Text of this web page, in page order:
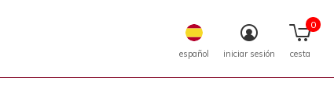
español iniciar sesión cesta
0